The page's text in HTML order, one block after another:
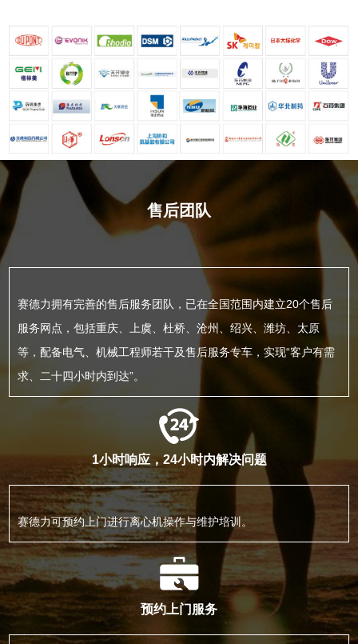
售后团队
赛德力拥有完善的售后服务团队，已在全国范围内建立20个售后
服务网点，包括重庆、上虞、杜桥、沧州、绍兴、潍坊、太原
等，配备电气、机械工程师若干及售后服务专车，实现“客户有需
求、二十四小时内到达”。
1小时响应，24小时内解决问题
赛德力可预约上门进行离心机操作与维护培训。
预约上门服务